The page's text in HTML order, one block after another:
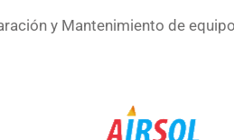
y Mantenimiento de